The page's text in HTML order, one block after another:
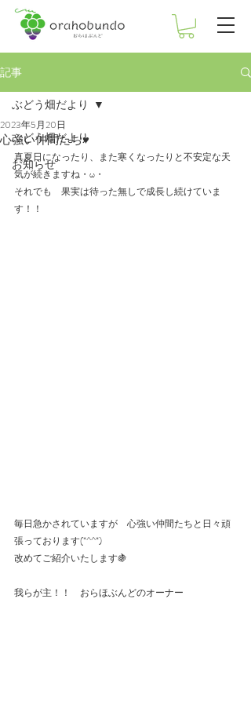
記事
ぶどう畑だより
お知らせ
ぶどう畑だより
心強い仲間たち♥
2023年5月20日
真夏日になったり、また寒くなったりと不安定な天
気が続きますね・ω・
それでも　果実は待った無しで成長し続けていま
す！！
毎日急かされていますが　心強い仲間たちと日々頑
張っております(*^^*)
改めてご紹介いたします🍇
我らが主！！　おらほぶんどのオーナー